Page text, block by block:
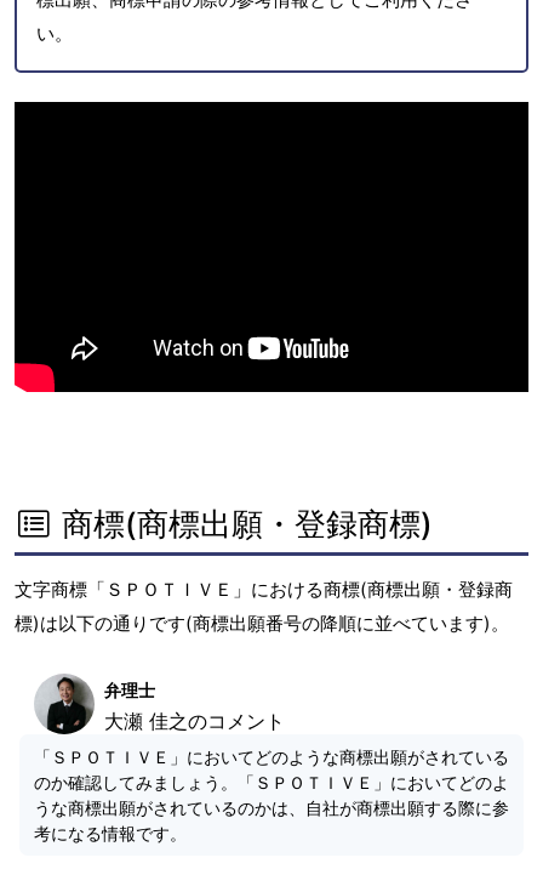
い。
商標(商標出願・登録商標)
文字商標「ＳＰＯＴＩＶＥ」における商標(商標出願・登録商
標)は以下の通りです(商標出願番号の降順に並べています)。
弁理士
大瀬 佳之のコメント
「ＳＰＯＴＩＶＥ」においてどのような商標出願がされている
のか確認してみましょう。「ＳＰＯＴＩＶＥ」においてどのよ
うな商標出願がされているのかは、自社が商標出願する際に参
考になる情報です。